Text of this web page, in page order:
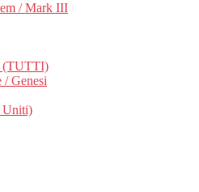
/ Mark III
(TUTTI)
Genesi
Uniti)